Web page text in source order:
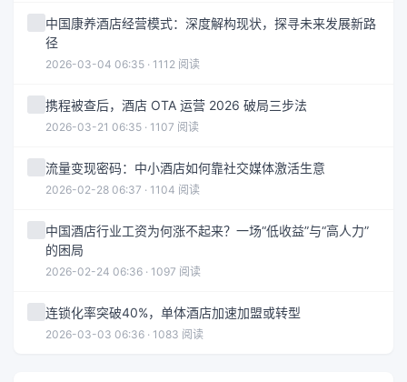
中国康养酒店经营模式：深度解构现状，探寻未来发展新路
径
2026-03-04 06:35 · 1112 阅读
携程被查后，酒店 OTA 运营 2026 破局三步法
2026-03-21 06:35 · 1107 阅读
流量变现密码：中小酒店如何靠社交媒体激活生意
2026-02-28 06:37 · 1104 阅读
中国酒店行业工资为何涨不起来？一场“低收益”与“高人力”
的困局
2026-02-24 06:36 · 1097 阅读
连锁化率突破40%，单体酒店加速加盟或转型
2026-03-03 06:36 · 1083 阅读